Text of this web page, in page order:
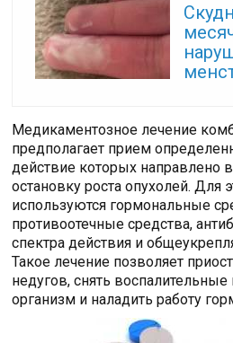
Медикаментозное лечение
предполагает прием
действие которых направлено
остановку роста опухолей. Для
используются гормональные
противоотечные средства,
спектра действия и
Такое лечение позволяет
недугов, снять
организм и наладить работу